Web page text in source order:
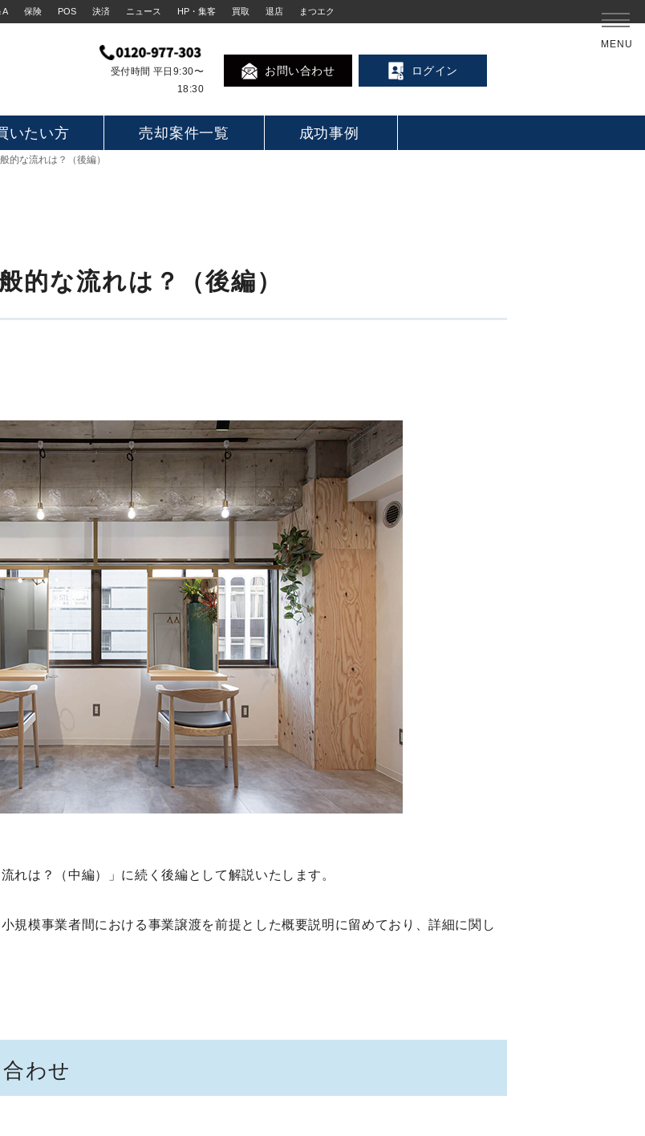
MENU
A 保険 POS 決済 ニュース HP・集客 買取 退店 まつエク
受付時間 平日9:30〜
18:30
お問い合わせ ログイン
いたい方 売却案件一覧 成功事例
的な流れは？（後編）
的な流れは？（後編）
れは？（中編）」に続く後編として解説いたします。
規模事業者間における事業譲渡を前提とした概要説明に留めており、詳細に関し
わせ